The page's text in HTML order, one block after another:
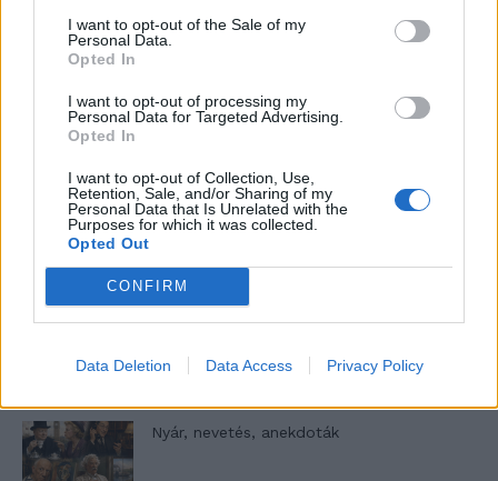
I want to opt-out of the Sale of my
Personal Data.
Opted In
I want to opt-out of processing my
Personal Data for Targeted Advertising.
Opted In
I want to opt-out of Collection, Use,
Retention, Sale, and/or Sharing of my
Personal Data that Is Unrelated with the
Purposes for which it was collected.
Opted Out
CONFIRM
Data Deletion Data Access Privacy Policy
gyűjteménye
Elyna Robbs: Adéle és az örökölt árnyak
Woody Allen megosztó zsenialitása
A világ legismertebb ruhái
Nyár, nevetés, anekdoták